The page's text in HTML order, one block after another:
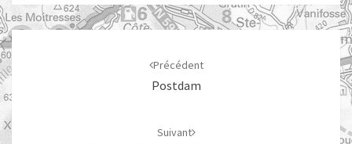
Navigation
d'article
Précédent
Postdam
Suivant